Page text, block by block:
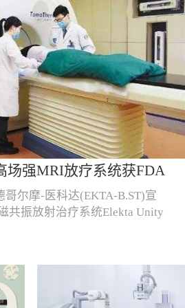
场强MRI放疗系统获FDA
哥尔摩-医科达(EKTA-B.ST)宣
共振放射治疗系统Elekta Unity
用于美国的商业销售和临床使
振放射治疗系统获得CE认证以
力于提高和改善欧洲肿瘤患者
种尖端技术产品现已在美国...